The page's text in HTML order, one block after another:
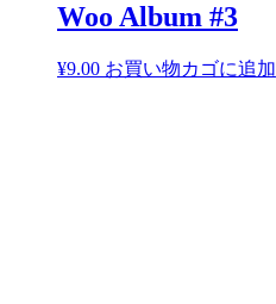
Woo Album #3
¥9.00 お買い物カゴに追加